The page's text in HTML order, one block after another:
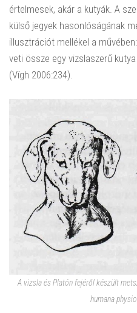
értelmesek, akár a kutyák. A
külső jegyek hasonlóságának
illusztrációt mellékel a
veti össze egy vizslaszerű
(Vígh 2006:234).
A vizsla és Platón fejéről készült
humana